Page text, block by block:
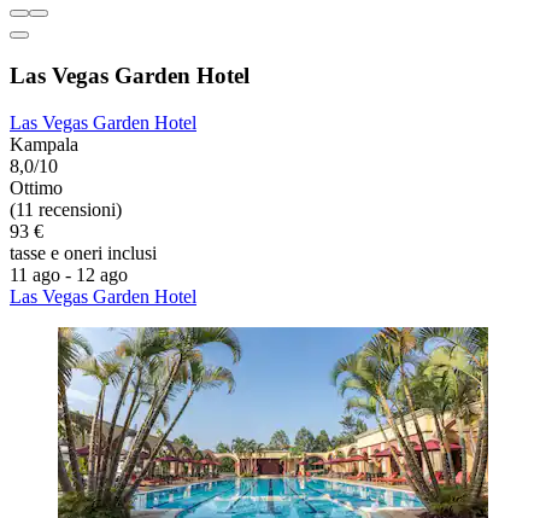
Las Vegas Garden Hotel
Las Vegas Garden Hotel
Kampala
8,0/10
Ottimo
(11 recensioni)
93 €
tasse e oneri inclusi
11 ago - 12 ago
Las Vegas Garden Hotel